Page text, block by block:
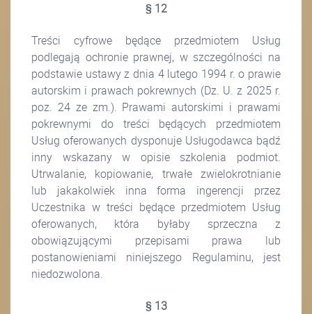
§ 12
Treści cyfrowe będące przedmiotem Usług
podlegają ochronie prawnej, w szczególności na
podstawie ustawy z dnia 4 lutego 1994 r. o prawie
autorskim i prawach pokrewnych (Dz. U. z 2025 r.
poz. 24 ze zm.). Prawami autorskimi i prawami
pokrewnymi do treści będących przedmiotem
Usług oferowanych dysponuje Usługodawca bądź
inny wskazany w opisie szkolenia podmiot.
Utrwalanie, kopiowanie, trwałe zwielokrotnianie
lub jakakolwiek inna forma ingerencji przez
Uczestnika w treści będące przedmiotem Usług
oferowanych, która byłaby sprzeczna z
obowiązującymi przepisami prawa lub
postanowieniami niniejszego Regulaminu, jest
niedozwolona.
§ 13